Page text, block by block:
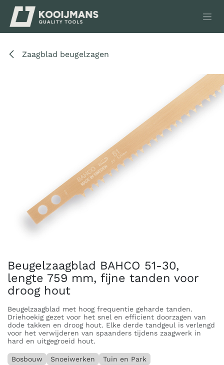
Overslaan naar inhoud
Zaagblad beugelzagen
Beugelzaagblad BAHCO 51-30,
lengte 759 mm, fijne tanden voor
droog hout
Beugelzaagblad met hoog frequentie geharde tanden.
Driehoekig gezet voor het snel en efficient doorzagen van
dode takken en droog hout. Elke derde tandgeul is verlengd
voor het verwijderen van spaanders tijdens zaagwerk in
hard en uitgegroeid hout.
Bosbouw Snoeiwerken Tuin en Park